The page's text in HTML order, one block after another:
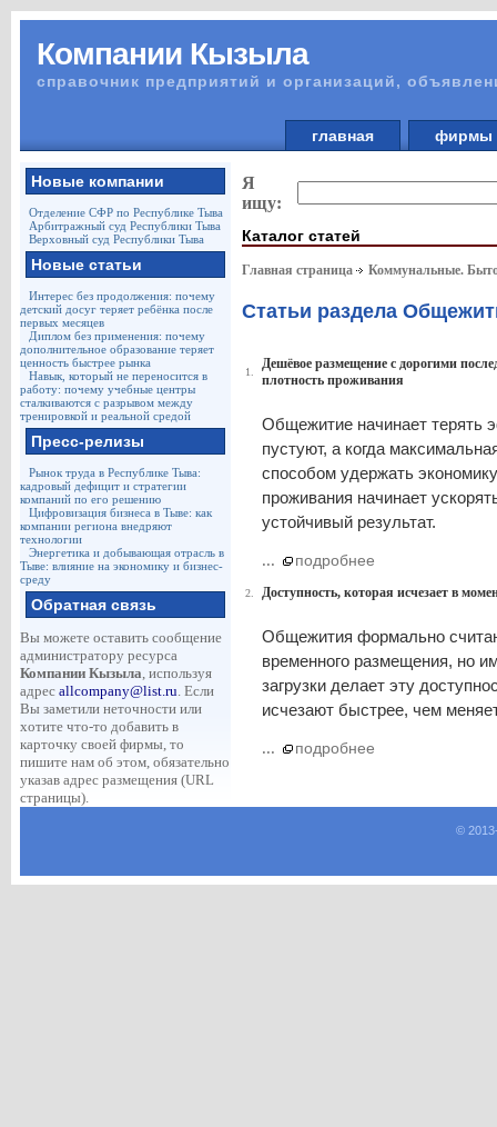
Компании Кызыла
справочник предприятий и организаций,
главная
Новые компании
Отделение СФР по Республике Тыва
Арбитражный суд Республики Тыва
Верховный суд Республики Тыва
Новые статьи
Интерес без продолжения: почему
детский досуг теряет ребёнка после
первых месяцев
Диплом без применения: почему
дополнительное образование теряет
ценность быстрее рынка
Навык, который не переносится в
работу: почему учебные центры
сталкиваются с разрывом между
тренировкой и реальной средой
Пресс-релизы
Рынок труда в Республике Тыва:
кадровый дефицит и стратегии
компаний по его решению
Цифровизация бизнеса в Тыве: как
компании региона внедряют
технологии
Энергетика и добывающая отрасль в
Тыве: влияние на экономику и бизнес-
среду
Обратная связь
Вы можете оставить сообщение
администратору ресурса
Компании Кызыла, используя
адрес allcompany@list.ru. Если
Вы заметили неточности или
хотите что-то добавить в
карточку своей фирмы, то
пишите нам об этом, обязательно
указав адрес размещения (URL
страницы).
Я
ищу:
Каталог статей
Главная страница Коммунальные.
Статьи раздела
1.
Дешёвое размещение с дорогими
плотность проживания
Общежитие начинает терять
пустуют, а когда
способом удержать
проживания начинает
устойчивый результат.
... подробнее
2. Доступность, которая исчезает в
Общежития формально
временного размещения, но
загрузки делает эту
исчезают быстрее, чем
... подробнее
©